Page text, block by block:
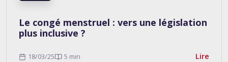
Le congé menstruel : vers une législation
plus inclusive ?
18/03/25 5 min Lire